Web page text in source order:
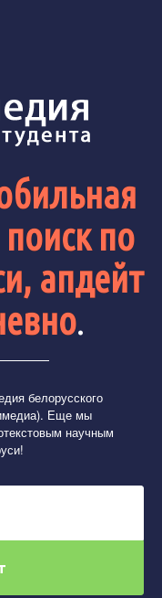
по
апдейт
.
белорусского
Еще мы
научным